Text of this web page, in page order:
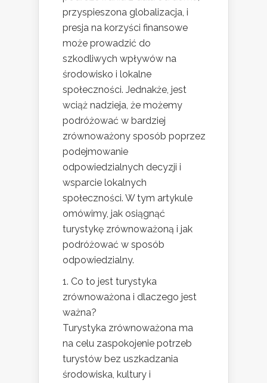
przyspieszona globalizacja, i
presja na korzyści finansowe
może prowadzić do
szkodliwych wpływów na
środowisko i lokalne
społeczności. Jednakże, jest
wciąż nadzieja, że możemy
podróżować w bardziej
zrównoważony sposób poprzez
podejmowanie
odpowiedzialnych decyzji i
wsparcie lokalnych
społeczności. W tym artykule
omówimy, jak osiągnąć
turystykę zrównoważoną i jak
podróżować w sposób
odpowiedzialny.
1. Co to jest turystyka
zrównoważona i dlaczego jest
ważna?
Turystyka zrównoważona ma
na celu zaspokojenie potrzeb
turystów bez uszkadzania
środowiska, kultury i